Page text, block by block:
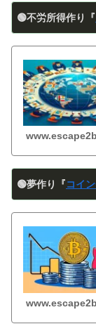
🟢不労所得作り『
🟢夢作り『コイ